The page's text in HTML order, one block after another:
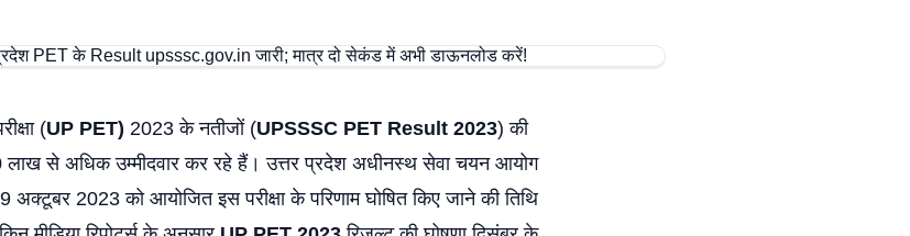
(UP PET) 2023 के नतीजों (UPSSSC PET Result 2023) की
लाख से अधिक उम्मीदवार कर रहे हैं। उत्तर प्रदेश अधीनस्थ सेवा चयन आयोग
अक्टूबर 2023 को आयोजित इस परीक्षा के परिणाम घोषित किए जाने की तिथि